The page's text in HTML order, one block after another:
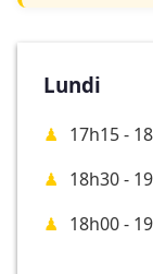
Lundi
17h15 -
18h30 -
18h00 -